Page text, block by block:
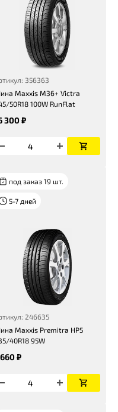
356363
Maxxis M36+ Victra
50R18 100W RunFlat
300 ₽
под заказ 19 шт.
5-7 дней
246635
Maxxis Premitra HP5
40R18 95W
₽